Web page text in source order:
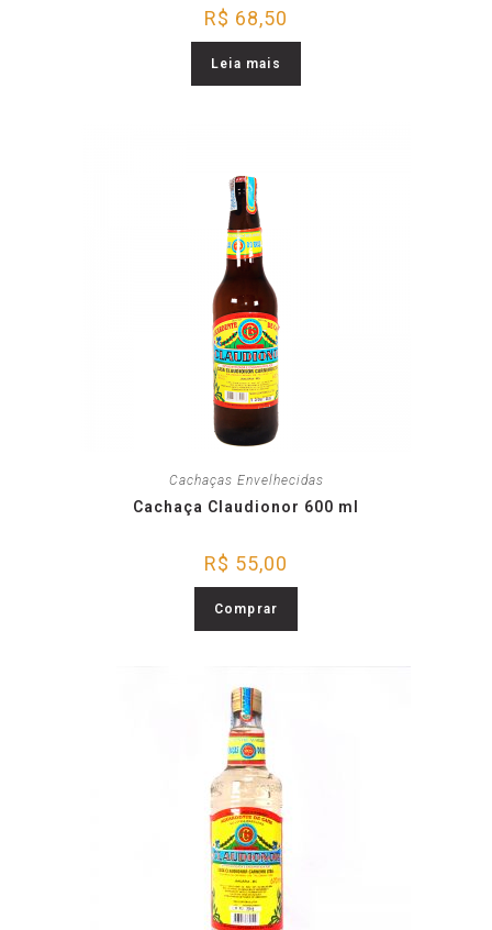
R$ 68,50
Leia mais
Cachaças Envelhecidas
Cachaça Claudionor 600 ml
R$ 55,00
Comprar